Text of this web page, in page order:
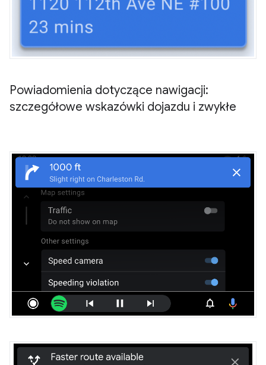
Powiadomienia dotyczące nawigacji:
szczegółowe wskazówki dojazdu i zwykłe